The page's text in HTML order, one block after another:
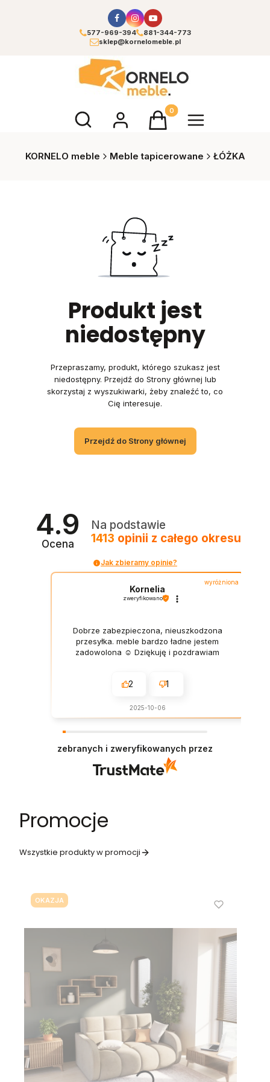
577-969-394
881-344-773
sklep@kornelomeble.pl
Otwórz wyszukiwarkęProdukty w koszyku: 0.
KORNELO meble Meble tapicerowane ŁÓŻKA
Produkt jest
niedostępny
Przepraszamy, produkt, którego szukasz jest
niedostępny. Przejdź do Strony głównej lub
skorzystaj z wyszukiwarki, żeby znaleźć to, co
Cię interesuje.
Przejdź do Strony głównej
4.9
Ocena
Na podstawie
1413 opinii z całego okresu
Jak zbieramy opinie?
wyróżniona
Kornelia
zweryfikowano
Dobrze zabezpieczona, nieuszkodzona
przesyłka. meble bardzo ładne jestem
zadowolona ☺️ Dziękuję i pozdrawiam
2 1
2025-10-06
zebranych i zweryfikowanych przez
Promocje
Wszystkie produkty w promocji
OKAZJA